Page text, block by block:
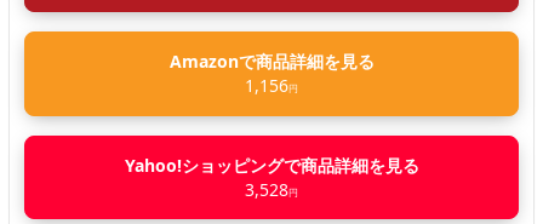
Amazonで商品詳細を見る
1,156円
Yahoo!ショッピングで商品詳細を見る
3,528円